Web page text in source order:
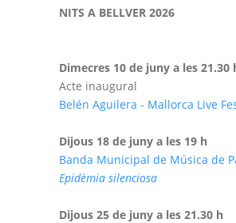
NITS A BELLVER 2026
Dimecres 10 de juny a les 21.30
Acte inaugural
Belén Aguilera - Mallorca Live
Dijous 18 de juny a les 19 h
Banda Municipal de Música de
Epidèmia silenciosa
Dijous 25 de juny a les 21.30 h